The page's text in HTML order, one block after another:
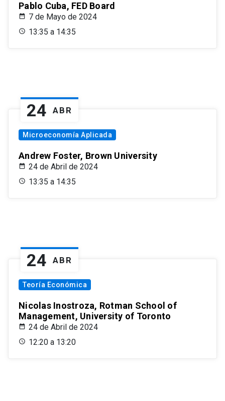
Pablo Cuba, FED Board
7 de Mayo de 2024
13:35 a 14:35
24 ABR
Microeconomía Aplicada
Andrew Foster, Brown University
24 de Abril de 2024
13:35 a 14:35
24 ABR
Teoría Económica
Nicolas Inostroza, Rotman School of
Management, University of Toronto
24 de Abril de 2024
12:20 a 13:20